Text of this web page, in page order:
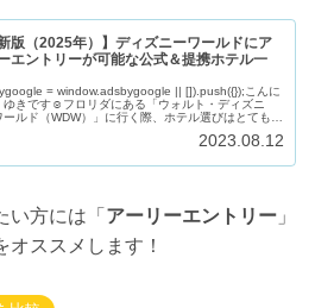
新版（2025年）】ディズニーワールドにア
エントリーが可能な公式＆提携ホテル一
= window.adsbygoogle || []).push({});こんに
ゆきです☺︎フロリダにある「ウォルト・ディズニ
ールド（WDW）」に行く際、ホテル選びはとても重
2023.08.12
い方には「 アーリーエントリー 」
オススメします！